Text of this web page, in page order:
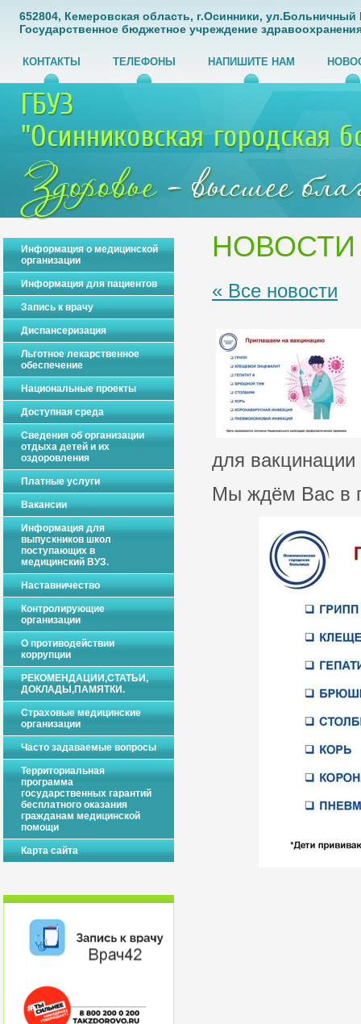
652804, Кемеровская область, г.Осинники, ул.Больничный
Государственное бюджетное учреждение
КОНТАКТЫ ТЕЛЕФОНЫ НАПИШИТЕ НАМ
Информация о медицинской
организации
Информация для пациентов
Запись к врачу
Диспансеризация
Льготное лекарственное
обеспечение
Национальные проекты
Доступная среда
Сведения об организации
отдыха детей и их
оздоровления
Платные услуги
Вакансии
Информация для
выпускников школ
поступающих в
медицинский ВУЗ.
Наставничество
Контролирующие
организации
О противодействии
коррупции
РЕКОМЕНДАЦИИ,СТАТЬИ,
ДОКЛАДЫ,ПАМЯТКИ.
Страховые медицинские
организации
Часто задаваемые вопросы
Территориальная
программа
государственных гарантий
бесплатного оказания
гражданам медицинской
помощи
Карта сайта
НОВОСТИ
« Все новости
для вакцинации
Мы ждём Вас в